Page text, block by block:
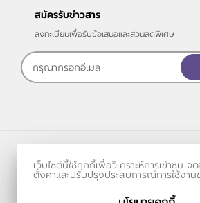
สมัครรับข่าวสาร
ลงทะเบียนเพื่อรับข้อเสนอและส่วนลดพิเศษ
และขายของออนไลน์โดย
เว็บไซต์นี้ใช้คุกกี้เพื่อวิเคราะห์การเข้าชม จ
ตั้งค่าและปรับปรุงประสบการณ์การใช้งา